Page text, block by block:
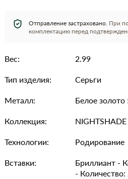
Отправление застраховано. При
комплектацию перед
Вес:
2.99
Тип изделия:
Серьги
Металл:
Белое
Коллекция:
NIGHTSHADE
Технологии:
Родирование
Вставки:
Бриллиант -
-